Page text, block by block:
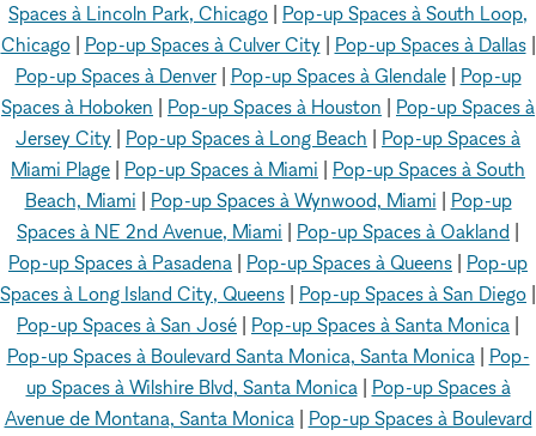
Spaces à Lincoln Park, Chicago
Pop-up Spaces à South Loop,
Chicago| Pop-up Spaces à Culver City Pop-up Spaces à Dallas|
Pop-up Spaces à Denver| Pop-up Spaces à Glendale| Pop-up
Spaces à Hoboken
Pop-up Spaces à Houston
Pop-up Spaces à
Jersey City
Pop-up Spaces à Long Beach
Pop-up Spaces à
Miami Plage
Pop-up Spaces à Miami
Pop-up Spaces à South
Beach, Miami
Pop-up Spaces à Wynwood, Miami
Pop-up
Spaces à NE 2nd Avenue, Miami
Pop-up Spaces à Oakland
Pop-up Spaces à Pasadena
Pop-up Spaces à Queens
Pop-up
Spaces à Long Island City, Queens
Pop-up Spaces à San Diego
Pop-up Spaces à San José
Pop-up Spaces à Santa Monica
Pop-up Spaces à Boulevard Santa Monica, Santa Monica| Pop-
up Spaces à Wilshire Blvd, Santa Monica| Pop-up Spaces à
Avenue de Montana, Santa Monica| Pop-up Spaces à Boulevard